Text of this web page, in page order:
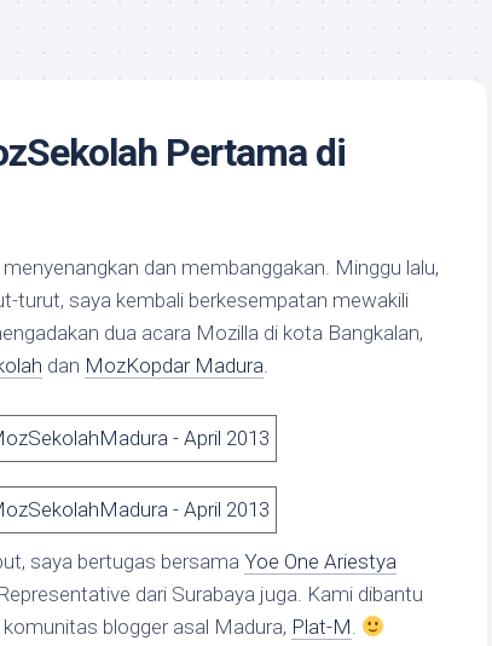
Pertama di
dan membanggakan. Minggu lalu,
turut, saya kembali berkesempatan mewakili
dua acara Mozilla di kota Bangkalan,
dan MozKopdar Madura.
saya bertugas bersama Yoe One Ariestya
dari Surabaya juga. Kami dibantu
blogger asal Madura, Plat-M.